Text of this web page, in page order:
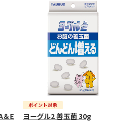
＆E
ヨーグル2 善玉菌 30g